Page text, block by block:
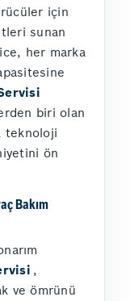
için
sunan
her marka
biri olan
teknoloji
ön
Bakım
,
ve ömrünü